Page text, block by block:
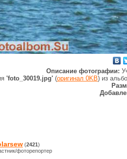
Описание фотографии:
'foto_30019.jpg' (оригинал 0KB) из
(2421)
фоторепортер